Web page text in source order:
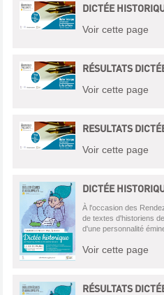
DICTÉE
Voir cette page
RÉSULTATS
Voir cette page
RESULTATS
Voir cette page
DICTÉE
À l'occasion des
de textes d'historiens
d'une personnalité
Voir cette page
RÉSULTATS